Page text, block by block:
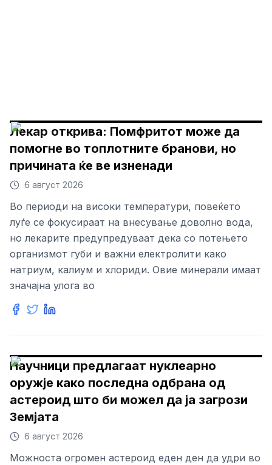
Лекар открива: Помфритот може да
помогне во топлотните бранови, но
причината ќе ве изненади
6 август 2026
Во периоди на високи температури, повеќето
луѓе се фокусираат на внесување доволно вода,
но лекарите предупредуваат дека со потењето
организмот губи и важни електролити како
натриум, калиум и хлориди. Овие минерали имаат
значајна улога во
Научници предлагаат нуклеарно
оружје како последна одбрана од
астероид што би можел да ја загрози
Земјата
6 август 2026
Можноста огромен астероид еден ден да удри во